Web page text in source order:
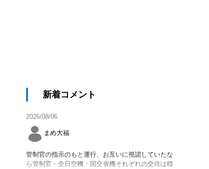
新着コメント
2026/08/06
まめ大福
管制官の指示のもと運行、お互いに視認していたな
ら管制官・全日空機・国交省機それぞれの交信は穏